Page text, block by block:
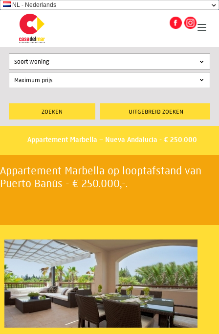
NL - Nederlands
UITGEBREID ZOEKEN
Soort woning
Appartement Marbella – Nueva Andalucia - € 250.000
Appartement Marbella op looptafstand van
Puerto Banús - € 250.000,-.